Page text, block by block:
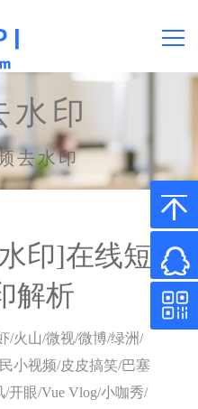
水印
去水印
印]在线短
解析
/火山/微视/微博/绿洲/
小视频/皮皮搞笑/巴塞
/开眼/Vue Vlog/小咖秀/